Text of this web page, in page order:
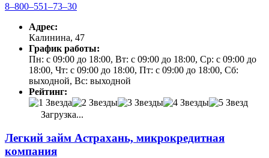
8‒800‒551‒73‒30
Адрес:
Калинина, 47
График работы:
Пн: с 09:00 до 18:00, Вт: с 09:00 до 18:00, Ср: с 09:00 до
18:00, Чт: с 09:00 до 18:00, Пт: с 09:00 до 18:00, Сб:
выходной, Вс: выходной
Рейтинг:
Загрузка...
Легкий займ Астрахань, микрокредитная
компания